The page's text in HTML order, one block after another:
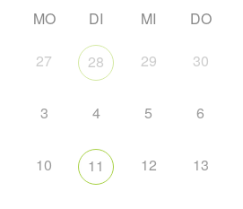
MO DI MI DO
27 28 29 30
3 4 5 6
10 11 12 13